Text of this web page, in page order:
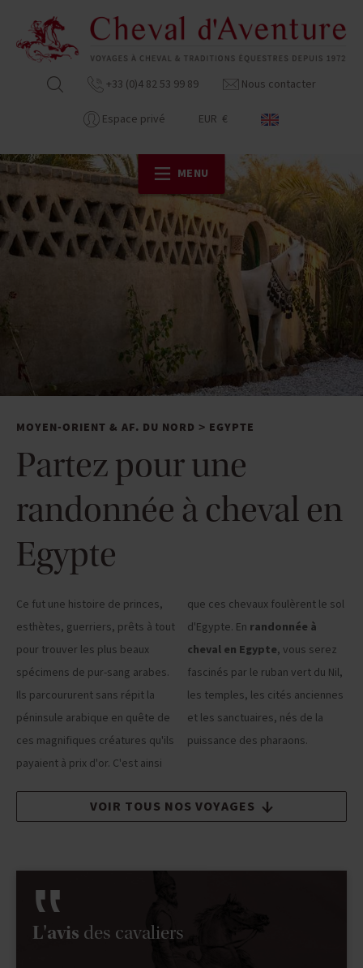
+33 (0)4 82 53 99 89 Nous contacter
Espace privé EUR €
MENU
MOYEN-ORIENT & AF. DU NORD > EGYPTE
Partez pour une
randonnée à cheval en
Egypte
Ce fut une histoire de princes,
esthètes, guerriers, prêts à tout
pour trouver les plus beaux
spécimens de pur-sang arabes.
Ils parcoururent sans répit la
péninsule arabique en quête de
ces magnifiques créatures qu'ils
payaient à prix d'or. C'est ainsi
que ces chevaux foulèrent le sol
d'Egypte. En randonnée à
cheval en Egypte, vous serez
fascinés par le ruban vert du Nil,
les temples, les cités anciennes
et les sanctuaires, nés de la
puissance des pharaons.
VOIR TOUS NOS VOYAGES
L'avis des cavaliers